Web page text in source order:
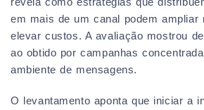
em mais de um canal podem ampliar
elevar custos. A avaliação mostrou
ao obtido por campanhas
ambiente de mensagens.
O levantamento aponta que iniciar a